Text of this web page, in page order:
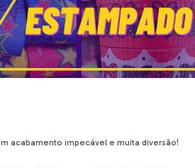
acabamento impecável e muita diversão!